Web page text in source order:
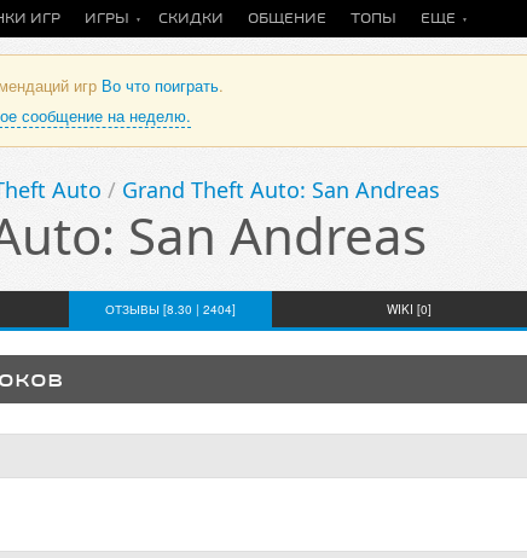
ИГР ИГРЫ СКИДКИ ОБЩЕНИЕ ТОПЫ ЕЩЕ
игр Во что поиграть.
сообщение на неделю.
Auto / Grand Theft Auto: San Andreas
San Andreas
ОТЗЫВЫ [8.30 | 2404] WIKI [0]